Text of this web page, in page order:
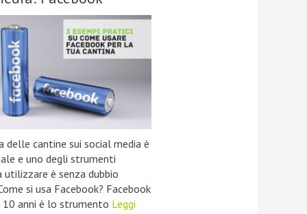
delle cantine sui social media è
e uno degli strumenti
utilizzare è senza dubbio
si usa Facebook? Facebook
anni è lo strumento Leggi